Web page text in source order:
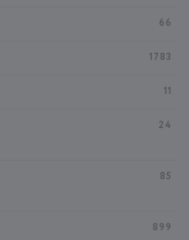
66
1783
11
24
85
899